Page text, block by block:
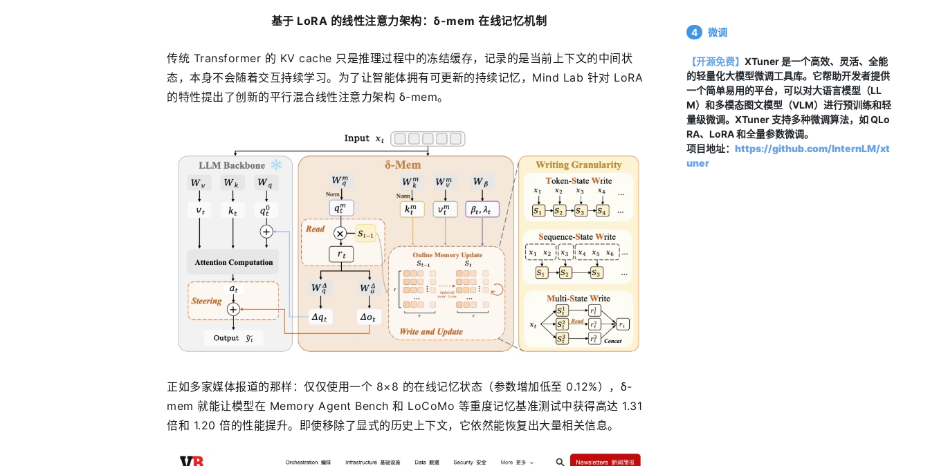
基于 LoRA 的线性注意力架构：δ-mem 在线记忆机制
传统 Transformer 的 KV cache 只是推理过程中的冻结缓存，记录的是当前上下文的中间状
态，本身不会随着交互持续学习。为了让智能体拥有可更新的持续记忆，Mind Lab 针对 LoRA
的特性提出了创新的平行混合线性注意力架构 δ-mem。
正如多家媒体报道的那样：仅仅使用一个 8×8 的在线记忆状态（参数增加低至 0.12%），δ-
mem 就能让模型在 Memory Agent Bench 和 LoCoMo 等重度记忆基准测试中获得高达 1.31
倍和 1.20 倍的性能提升。即使移除了显式的历史上下文，它依然能恢复出大量相关信息。
4 微调
【开源免费】 XTuner 是一个高效、灵活、全能
的轻量化大模型微调工具库。它帮助开发者提供
一个简单易用的平台，可以对大语言模型（LL
M）和多模态图文模型（VLM）进行预训练和轻
量级微调。XTuner 支持多种微调算法，如 QLo
RA、LoRA 和全量参数微调。
项目地址： https://github.com/InternLM/xt
uner